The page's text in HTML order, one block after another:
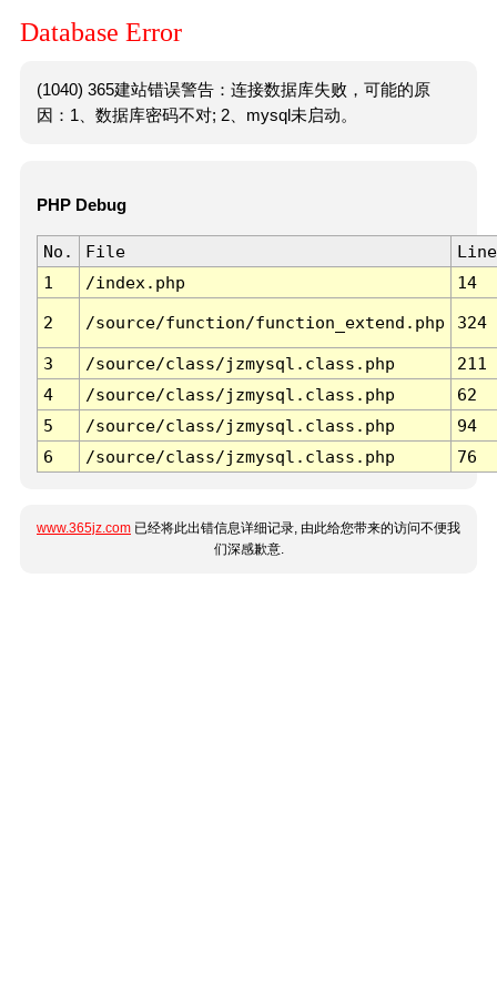
Database Error
(1040) 365建站错误警告：连接数据库失败，可能的原
因：1、数据库密码不对; 2、mysql未启动。
PHP Debug
No. File
Line
1
/index.php 14
2 /source/function/function_extend.php 324
3 /source/class/jzmysql.class.php
211
4
/source/class/jzmysql.class.php
62
5
/source/class/jzmysql.class.php
94
6
/source/class/jzmysql.class.php 76
www.365jz.com 已经将此出错信息详细记录, 由此给您带来的访问不便我
们深感歉意.